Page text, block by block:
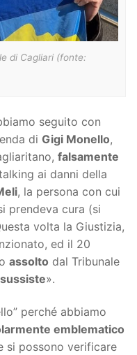
di Cagliari (fonte:
seguito con
di Gigi Monello,
falsamente
ai danni della
, la persona con cui
prendeva cura (si
volta la Giustizia,
ed il 20
assolto dal Tribunale
».
perché abbiamo
emblematico
si possono verificare